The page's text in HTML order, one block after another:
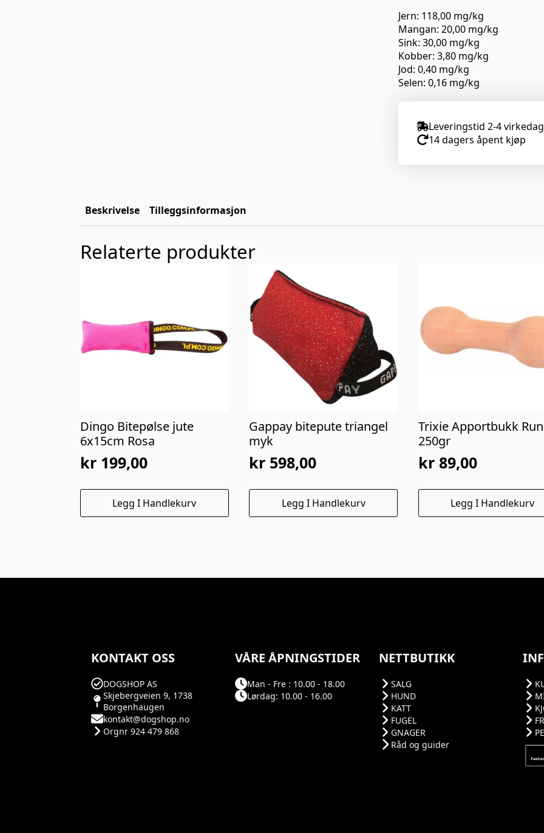
Jern: 118,00 mg/kg
Mangan: 20,00 mg/kg
Sink: 30,00 mg/kg
Kobber: 3,80 mg/kg
Jod: 0,40 mg/kg
Selen: 0,16 mg/kg
Leveringstid 2-4
14 dagers åpent kjøp
Beskrivelse Tilleggsinformasjon
Relaterte produkter
Dingo Bitepølse jute
6x15cm Rosa
kr 199,00
Legg I Handlekurv
Gappay bitepute triangel
myk
kr 598,00
Legg I Handlekurv
Trixie Apportbukk
250gr
kr89,00
Legg I Handlekurv
KONTAKT OSS
DOGSHOP AS
Skjebergveien 9, 1738
Borgenhaugen
kontakt@dogshop.no
Orgnr 924 479 868
VÅRE ÅPNINGSTIDER
Man - Fre : 10.00 - 18.00
Lørdag: 10.00 - 16.00
NETTBUTIKK
SALG
HUND
KATT
FUGEL
GNAGER
Råd og guider